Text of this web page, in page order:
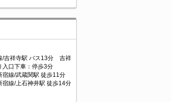
/吉祥寺駅 バス13分 吉祥
入口下車：停歩3分
宿線/武蔵関駅 徒歩11分
宿線/上石神井駅 徒歩14分